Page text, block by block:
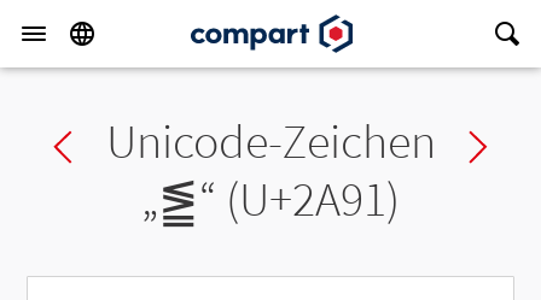
Previous char
Unicode-Zeichen
„⪑“ (U+2A91)